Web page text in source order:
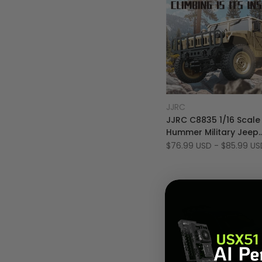
a
la
lista
de
Añadir
a
comparar
Añadir rápido
Proveedor:
JJRC
JJRC C8835 1/16 Scale
Hummer Military Jeep
Realistic Off-Road RC
Precio
$76.99 USD - $85.99